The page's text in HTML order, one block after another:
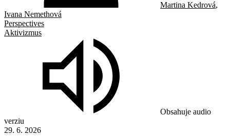
Martina Kedrová,
Ivana Nemethová
Perspectives
Aktivizmus
Obsahuje audio
verziu
29. 6. 2026